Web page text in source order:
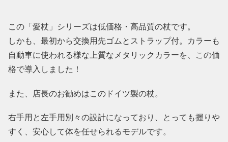
この「愛杖」シリーズは低価格・高品質の杖です。
しかも、最初から交換用先ゴムとストラップ付。カラーも
自動車に使われる様な上質なメタリックカラーを、この価
格で導入しました！
また、店長のお勧めはこのドイツ製の杖。
右手用と左手用別々の設計になっており、とっても握りや
すく、安心して体を任せられるモデルです。